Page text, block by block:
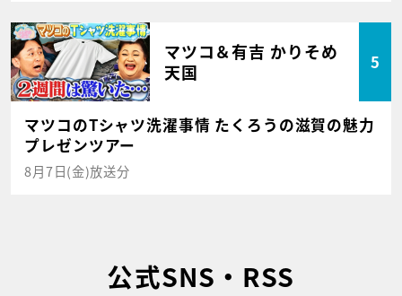
マツコ＆有吉 かりそめ
天国
5
マツコのTシャツ洗濯事情 たくろうの滋賀の魅力
プレゼンツアー
8月7日(金)放送分
公式SNS・RSS